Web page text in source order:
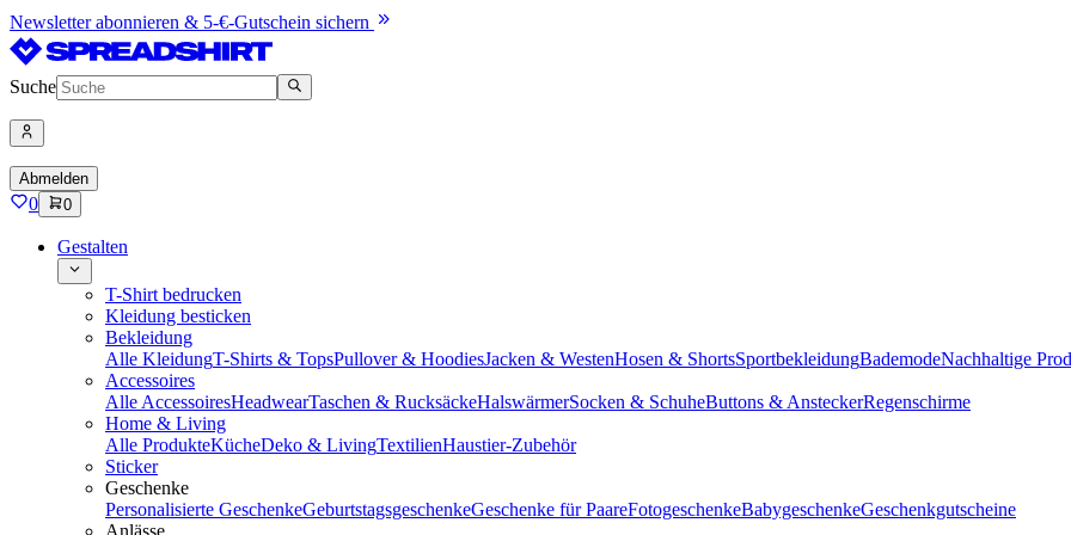
Newsletter abonnieren & 5-€-Gutschein sichern
Suche
Abmelden
0 0
Gestalten
T-Shirt bedrucken
Kleidung besticken
Bekleidung
Alle KleidungT-Shirts & TopsPullover & HoodiesJacken & WestenHosen & ShortsSportbekleidungBademodeNachhaltige
Accessoires
Alle AccessoiresHeadwearTaschen & RucksäckeHalswärmerSocken & SchuheButtons & AnsteckerRegenschirme
Home & Living
Alle ProdukteKücheDeko & LivingTextilienHaustier-Zubehör
Sticker
Geschenke
Personalisierte GeschenkeGeburtstagsgeschenkeGeschenke für PaareFotogeschenkeBabygeschenkeGeschenkgutscheine